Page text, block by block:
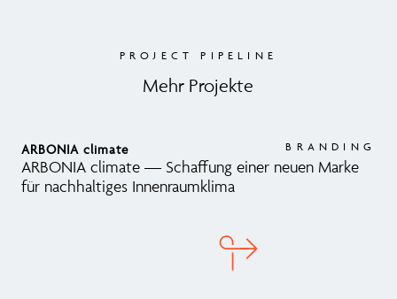
PROJECT PIPELINE
Mehr Projekte
ARBONIA climate BRANDING
ARBONIA climate — Schaffung einer neuen Marke
für nachhaltiges Innenraumklima